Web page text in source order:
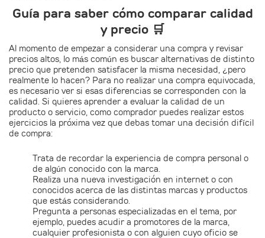
Guía para saber cómo comparar calidad
y precio 🛒
Al momento de empezar a considerar una compra y revisar
precios altos, lo más común es buscar alternativas de distinto
precio que pretenden satisfacer la misma necesidad, ¿pero
realmente lo hacen? Para no realizar una compra equivocada,
es necesario ver si esas diferencias se corresponden con la
calidad. Si quieres aprender a evaluar la calidad de un
producto o servicio, como comprador puedes realizar estos
ejercicios la próxima vez que debas tomar una decisión difícil
de compra:
Trata de recordar la experiencia de compra personal o
de algún conocido con la marca.
Realiza una nueva investigación en internet o con
conocidos acerca de las distintas marcas y productos
que estás considerando.
Pregunta a personas especializadas en el tema, por
ejemplo, puedes acudir a promotores de la marca,
cualquier profesionista o con alguien cuyo oficio se